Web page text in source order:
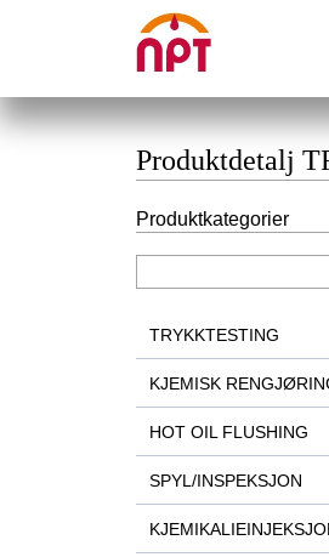
Produktdetalj
Produktkategorier
TRYKKTESTING
KJEMISK
HOT OIL FLUSHING
SPYL/INSPEKSJON